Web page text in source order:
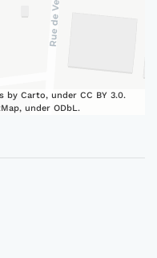
by Carto, under CC BY 3.0.
under ODbL.